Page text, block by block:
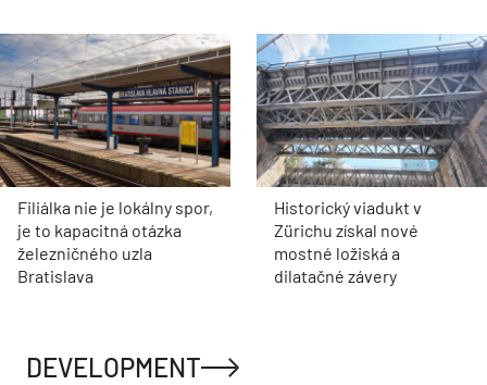
Filiálka nie je lokálny spor,
je to kapacitná otázka
železničného uzla
Bratislava
Historický viadukt v
Zürichu získal nové
mostné ložiská a
dilatačné závery
DEVELOPMENT